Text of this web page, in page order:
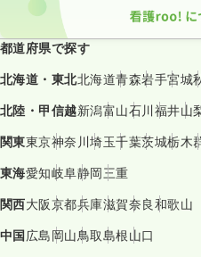
都道府県で探す
北海道・東北北海道青森岩手宮城
北陸・甲信越新潟富山石川福井山
関東東京神奈川埼玉千葉茨城栃木
東海愛知岐阜静岡三重
関西大阪京都兵庫滋賀奈良和歌山
中国広島岡山鳥取島根山口